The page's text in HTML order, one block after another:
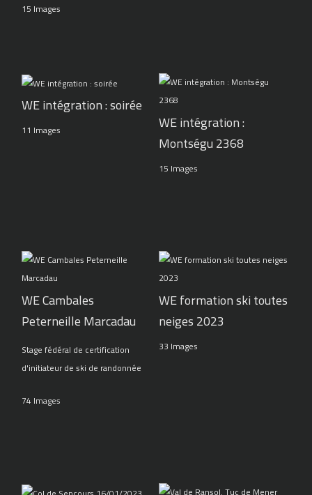
15 Images
WE intégration : soirée
11 Images
WE intégration :
Montségu 2368
15 Images
WE Cambales
Peterneille Marcadau
Stage fédéral de certification
d'initiateur de ski de randonnée
74 Images
WE formation ski toutes
neiges 2023
33 Images